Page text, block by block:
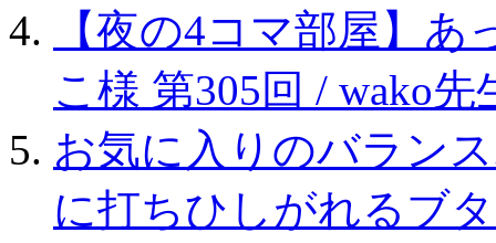
【夜の4コマ部屋】
こ様 第305回 / wako先
お気に入りのバラン
に打ちひしがれるブ